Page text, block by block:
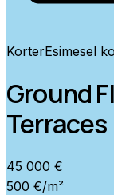
KorterEsimesel
Ground
45 000 €
500 €/m²